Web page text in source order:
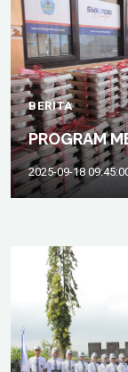
BERITA
PROGRAM
2025-09-18